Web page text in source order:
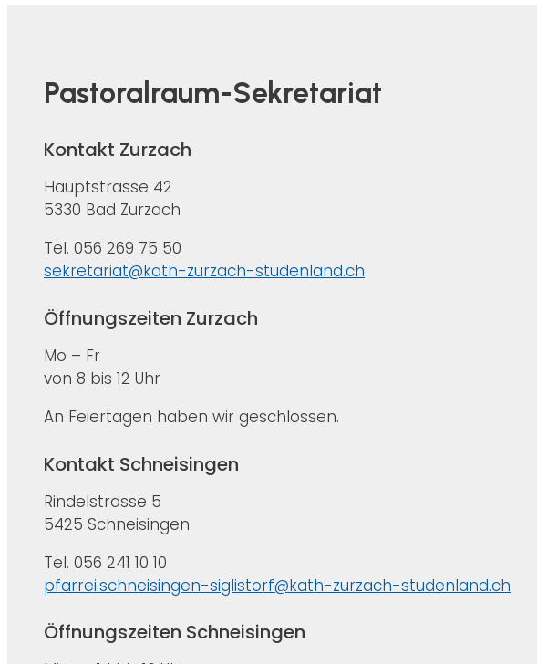
Pastoralraum-Sekretariat
Kontakt Zurzach
Hauptstrasse 42
5330 Bad Zurzach
Tel. 056 269 75 50
sekretariat@kath-zurzach-studenland.ch
Öffnungszeiten Zurzach
Mo – Fr
von 8 bis 12 Uhr
An Feiertagen haben wir geschlossen.
Kontakt Schneisingen
Rindelstrasse 5
5425 Schneisingen
Tel. 056 241 10 10
pfarrei.schneisingen-siglistorf@kath-zurzach-studenland.ch
Öffnungszeiten Schneisingen